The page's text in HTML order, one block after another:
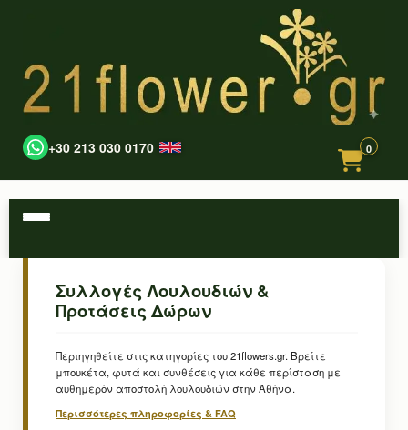
+30 213 030 0170 0
Συλλογές Λουλουδιών &
Προτάσεις Δώρων
Περιηγηθείτε στις κατηγορίες του 21flowers.gr. Βρείτε
μπουκέτα, φυτά και συνθέσεις για κάθε περίσταση με
αυθημερόν αποστολή λουλουδιών στην Αθήνα.
Περισσότερες πληροφορίες & FAQ